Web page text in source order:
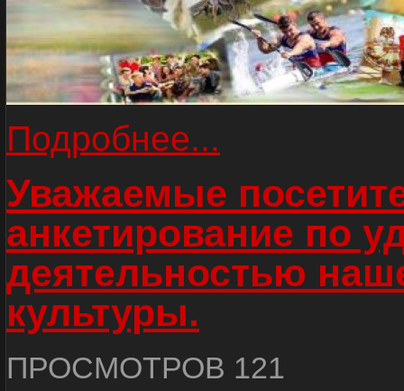
Подробнее...
Уважаемые
анкетирование по
деятельностью
культуры.
ПРОСМОТРОВ 121